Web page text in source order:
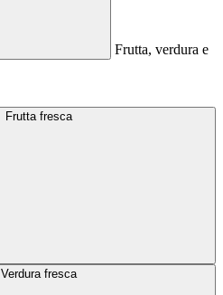
Frutta, verdura e
Frutta fresca
Verdura fresca